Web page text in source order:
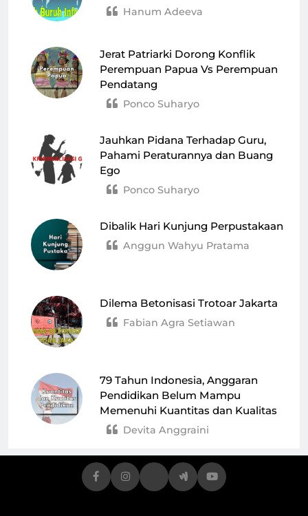
Hanum Adeeva
Jerat Patriarki Dorong Konflik
Perempuan Papua Vs Perempuan
Pendatang
Ponco Suharyo
Jauhkan Pidana Terhadap Guru,
Pahami Peraturannya dan Buang
Ego
Ponco Suharyo
Dibalik Hari Kunjung Perpustakaan
Anggun Wahyu Pratama
Dilema Betonisasi Trotoar Jakarta
Fabian Agra Setiawan
79 Tahun Indonesia, Anggaran
Pendidikan Belum Mampu
Memenuhi Kuantitas dan Kualitas
Devita Anggraini